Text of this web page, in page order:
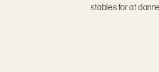
stables for at